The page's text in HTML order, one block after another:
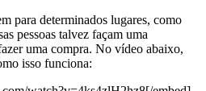
para determinados lugares, como
pessoas talvez façam uma
uma compra. No vídeo abaixo,
isso funciona: